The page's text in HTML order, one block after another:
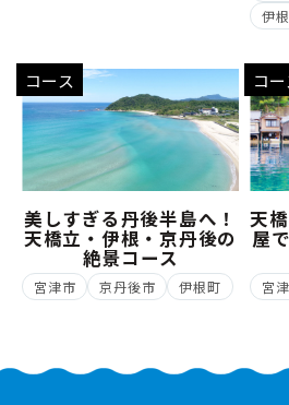
伊
コース
美しすぎる丹後半島へ！
天橋立・伊根・京丹後の
絶景コース
宮津市 京丹後市 伊根町
コー
天
屋
宮